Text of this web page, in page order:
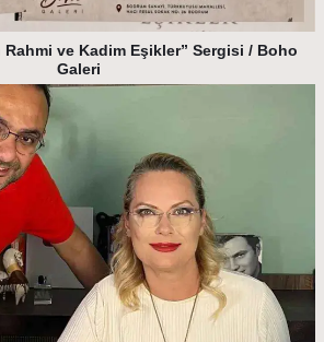
Rahmi ve Kadim Eşikler” Sergisi / Boho
Galeri